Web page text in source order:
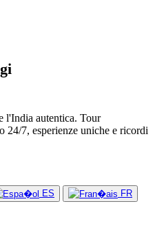
l'India autentica. Tour
24/7, esperienze uniche e ricordi
ES FR